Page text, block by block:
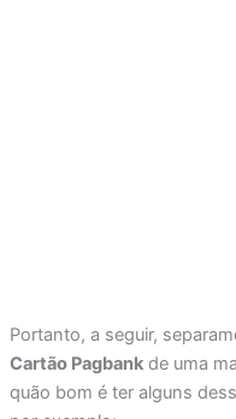
Portanto, a seguir,
Cartão Pagbankde uma
quão bom é ter alguns